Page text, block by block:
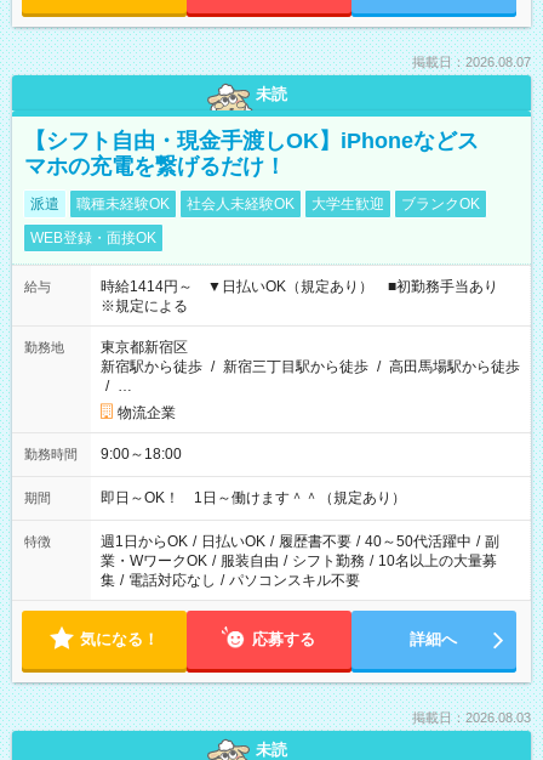
掲載日：2026.08.07
未読
【シフト自由・現金手渡しOK】iPhoneなどス
マホの充電を繋げるだけ！
派遣 職種未経験OK 社会人未経験OK 大学生歓迎
ブランクOK
WEB登録・面接OK
給与
時給1414円～ ▼日払いOK（規定あり） ■初勤務手当あり
※規定による
勤務地
東京都新宿区
新宿駅から徒歩 / 新宿三丁目駅から徒歩 / 高田馬場駅から徒歩
/ …
物流企業
勤務時間 9:00～18:00
期間 即日～OK！ 1日～働けます＾＾（規定あり）
特徴 週1日からOK / 日払いOK / 履歴書不要 / 40～50代活躍中 / 副
業・WワークOK / 服装自由 / シフト勤務 / 10名以上の大量募
集 / 電話対応なし / パソコンスキル不要
気になる！ 応募する 詳細へ
掲載日：2026.08.03
未読